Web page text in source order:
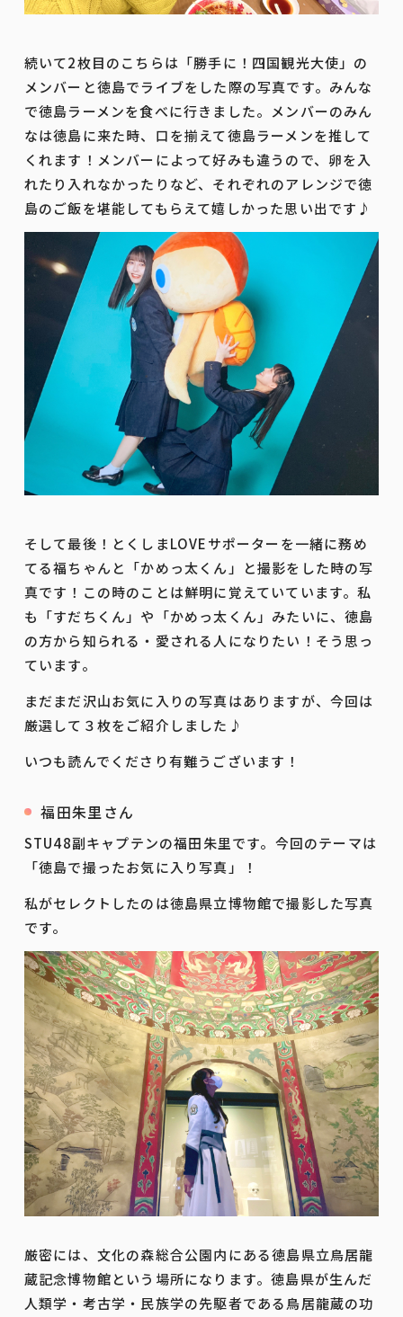
続いて2枚目のこちらは「勝手に！四国観光大使」の
メンバーと徳島でライブをした際の写真です。みんな
で徳島ラーメンを食べに行きました。メンバーのみん
なは徳島に来た時、口を揃えて徳島ラーメンを推して
くれます！メンバーによって好みも違うので、卵を入
れたり入れなかったりなど、それぞれのアレンジで徳
島のご飯を堪能してもらえて嬉しかった思い出です♪
そして最後！とくしまLOVEサポーターを一緒に務め
てる福ちゃんと「かめっ太くん」と撮影をした時の写
真です！この時のことは鮮明に覚えていています。私
も「すだちくん」や「かめっ太くん」みたいに、徳島
の方から知られる・愛される人になりたい！そう思っ
ています。
まだまだ沢山お気に入りの写真はありますが、今回は
厳選して３枚をご紹介しました♪
いつも読んでくださり有難うございます！
福田朱里さん
STU48副キャプテンの福田朱里です。今回のテーマは
「徳島で撮ったお気に入り写真」！
私がセレクトしたのは徳島県立博物館で撮影した写真
です。
厳密には、文化の森総合公園内にある徳島県立鳥居龍
蔵記念博物館という場所になります。徳島県が生んだ
人類学・考古学・民族学の先駆者である鳥居龍蔵の功